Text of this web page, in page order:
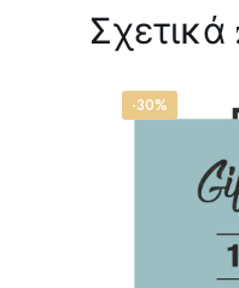
Σχετικά
-30%